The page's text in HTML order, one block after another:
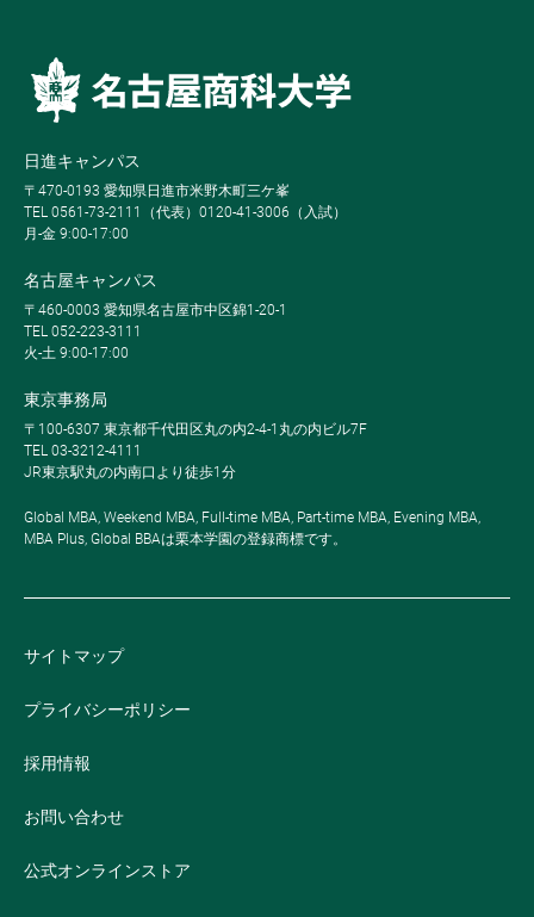
日進キャンパス
〒470-0193 愛知県日進市米野木町三ケ峯
TEL 0561-73-2111（代表）0120-41-3006（入試）
月-金 9:00-17:00
名古屋キャンパス
〒460-0003 愛知県名古屋市中区錦1-20-1
TEL 052-223-3111
火-土 9:00-17:00
東京事務局
〒100-6307 東京都千代田区丸の内2-4-1丸の内ビル7F
TEL 03-3212-4111
JR東京駅丸の内南口より徒歩1分
Global MBA, Weekend MBA, Full-time MBA, Part-time MBA, Evening MBA,
MBA Plus, Global BBAは栗本学園の登録商標です。
サイトマップ
プライバシーポリシー
採用情報
お問い合わせ
公式オンラインストア